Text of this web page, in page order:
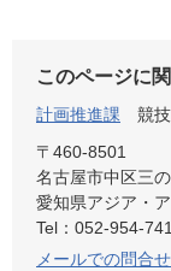
このページに
計画推進課
競
〒460-8501
名古屋市中区三
愛知県アジア・
Tel：052-954-
メールでの問合